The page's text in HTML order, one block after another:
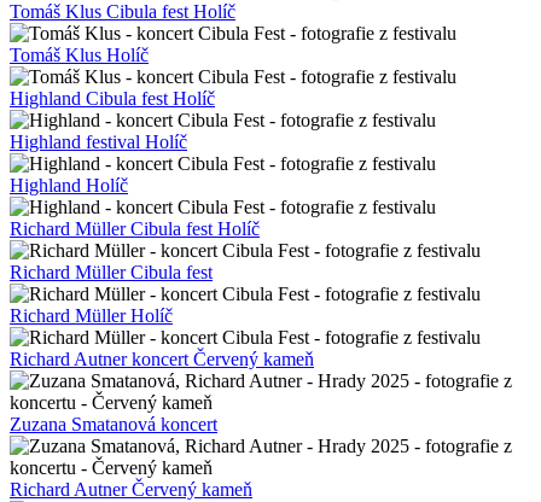
Tomáš Klus Cibula fest Holíč
Tomáš Klus Holíč
Highland Cibula fest Holíč
Highland festival Holíč
Highland Holíč
Richard Müller Cibula fest Holíč
Richard Müller Cibula fest
Richard Müller Holíč
Richard Autner koncert Červený kameň
Zuzana Smatanová koncert
Richard Autner Červený kameň